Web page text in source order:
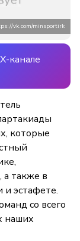
vk.com/minsportirk
канале
которые
а также в
и эстафете.
со всего
наших